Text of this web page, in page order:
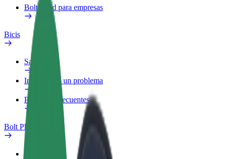
Bolt Food para empresas
Bicis
Safety Lab
Informar de un problema
Preguntas frecuentes
Bolt Plus